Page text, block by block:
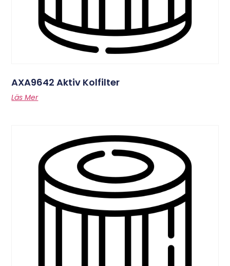
AXA9642 Aktiv Kolfilter
Läs Mer